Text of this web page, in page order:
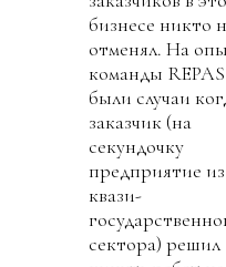
бизнесе никто
отменял. На
команды REPAS
были случаи
заказчик (на
секундочку
предприятие из
квази-
сектора) решил